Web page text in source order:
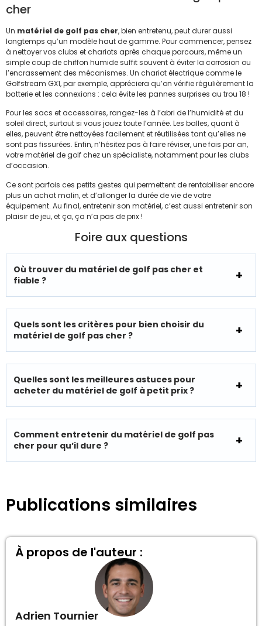
cher
Un matériel de golf pas cher, bien entretenu, peut durer aussi
longtemps qu’un modèle haut de gamme. Pour commencer, pensez
à nettoyer vos clubs et chariots après chaque parcours, même un
simple coup de chiffon humide suffit souvent à éviter la corrosion ou
l’encrassement des mécanismes. Un chariot électrique comme le
Golfstream GX1, par exemple, appréciera qu’on vérifie régulièrement la
batterie et les connexions : cela évite les pannes surprises au trou 18 !
Pour les sacs et accessoires, rangez-les à l’abri de l’humidité et du
soleil direct, surtout si vous jouez toute l’année. Les balles, quant à
elles, peuvent être nettoyées facilement et réutilisées tant qu’elles ne
sont pas fissurées. Enfin, n’hésitez pas à faire réviser, une fois par an,
votre matériel de golf chez un spécialiste, notamment pour les clubs
d’occasion.
Ce sont parfois ces petits gestes qui permettent de rentabiliser encore
plus un achat malin, et d’allonger la durée de vie de votre
équipement. Au final, entretenir son matériel, c’est aussi entretenir son
plaisir de jeu, et ça, ça n’a pas de prix !
Foire aux questions
Où trouver du matériel de golf pas cher et
fiable ?
Quels sont les critères pour bien choisir du
matériel de golf pas cher ?
Quelles sont les meilleures astuces pour
acheter du matériel de golf à petit prix ?
Comment entretenir du matériel de golf pas
cher pour qu’il dure ?
Publications similaires
À propos de l'auteur :
Adrien Tournier